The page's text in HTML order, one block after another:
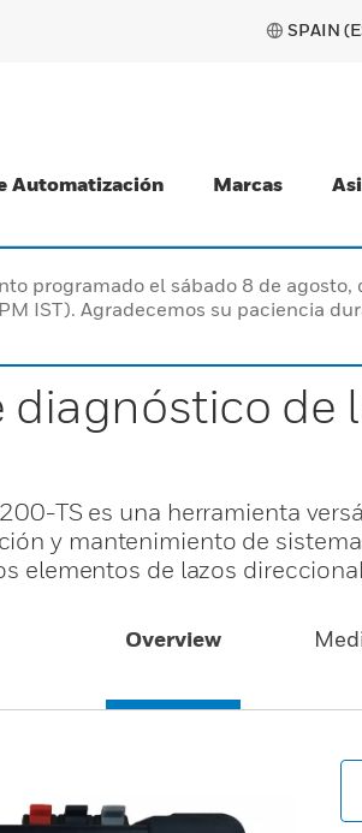
SPAIN
Automatización Marcas
programado el sábado 8 de
IST). Agradecemos su paciencia
de
TS es una herramienta
y mantenimiento de
elementos de lazos
Overview